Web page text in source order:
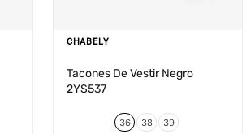
CHABELY
Tacones De Vestir Negro
2YS537
36 38 39